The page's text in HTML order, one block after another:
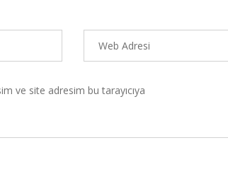
ve site adresim bu tarayıcıya